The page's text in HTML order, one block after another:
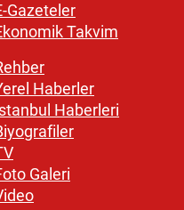
Gazeteler
Takvim
Haberler
Haberleri
Galeri